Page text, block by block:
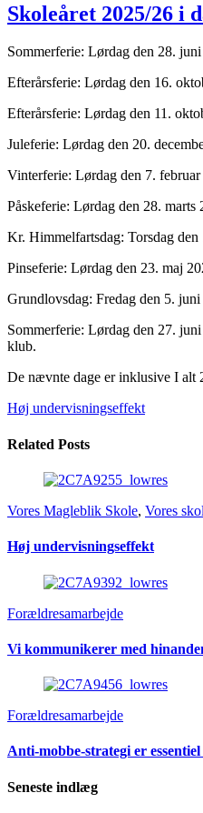
Skoleåret 2025/26 i
Sommerferie: Lørdag den 28.
Efterårsferie: Lørdag den 16.
Efterårsferie: Lørdag den 11.
Juleferie: Lørdag den 20.
Vinterferie: Lørdag den 7.
Påskeferie: Lørdag den 28.
Kr. Himmelfartsdag: Torsdag
Pinseferie: Lørdag den 23. maj
Grundlovsdag: Fredag den 5.
Sommerferie: Lørdag den 27.
klub.
De nævnte dage er inklusive I alt
Høj undervisningseffekt
Related Posts
Vores Magleblik Skole, Vores
Høj undervisningseffekt
Forældresamarbejde
Vi kommunikerer med
Forældresamarbejde
Anti-mobbe-strategi er
Seneste indlæg